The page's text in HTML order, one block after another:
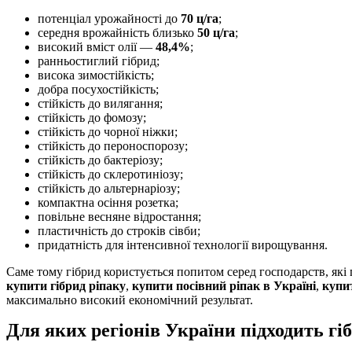
потенціал урожайності до 70 ц/га;
середня врожайність близько 50 ц/га;
високий вміст олії — 48,4%;
ранньостиглий гібрид;
висока зимостійкість;
добра посухостійкість;
стійкість до вилягання;
стійкість до фомозу;
стійкість до чорної ніжки;
стійкість до пероноспорозу;
стійкість до бактеріозу;
стійкість до склеротиніозу;
стійкість до альтернаріозу;
компактна осіння розетка;
повільне весняне відростання;
пластичність до строків сівби;
придатність для інтенсивної технології вирощування.
Саме тому гібрид користується попитом серед господарств,
купити гібрид ріпаку, купити посівний ріпак в Україні,
максимально високий економічний результат.
Для яких регіонів України підходить